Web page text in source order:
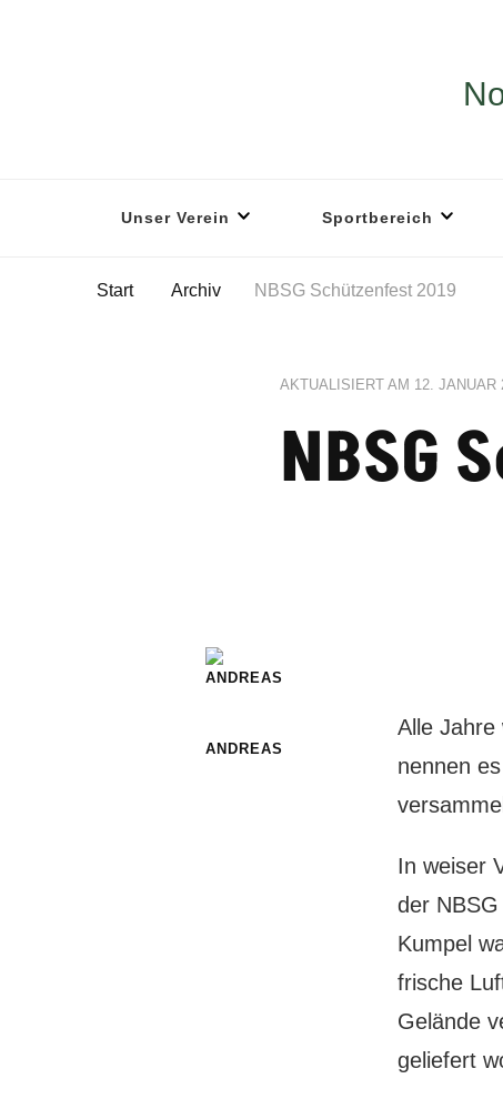
Unser Verein Sportbereich
Start Archiv NBSG Schützenfest 2019
AKTUALISIERT AM 12. JANUAR
NBSG
ANDREAS
Alle
nennen
In weiser
der
Kumpel
frische
Gelände
geliefert